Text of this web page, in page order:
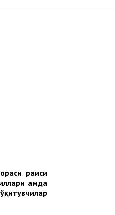
раиси
ҳамда